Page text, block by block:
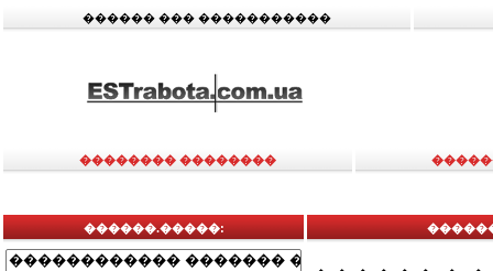
������ ��� �����������
�������� ��������
������.�����: